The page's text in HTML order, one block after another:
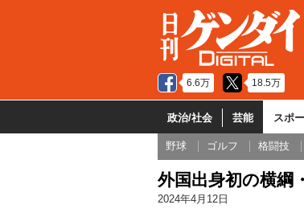
6.6万 18.5万
政治/社会 芸能 スポ
野球 ゴルフ 格闘技
外国出身初の横綱
2024年4月12日